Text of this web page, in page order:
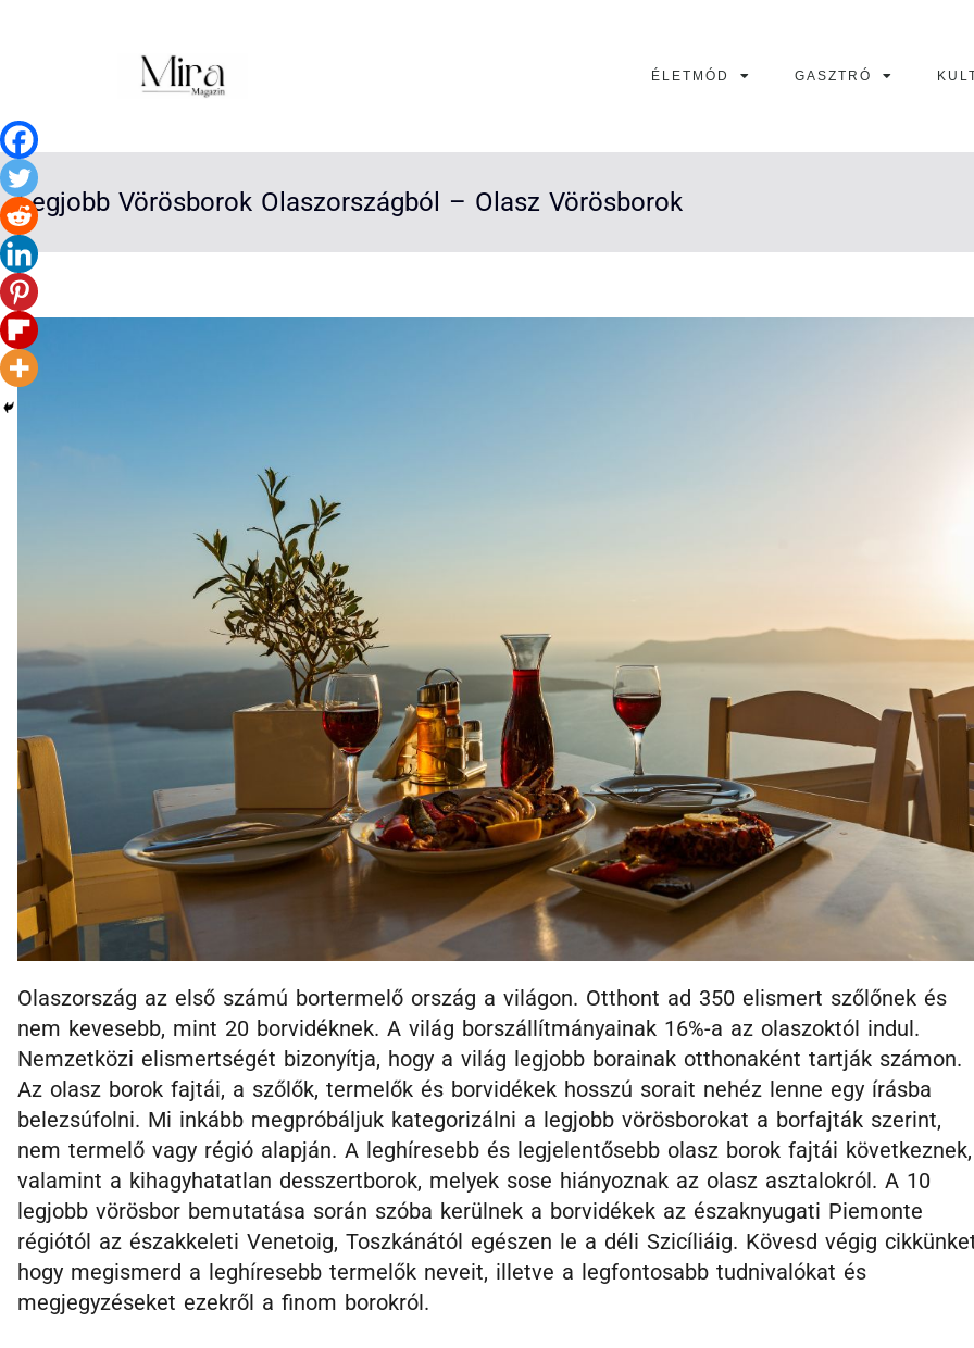
ÉLETMÓD GASZTRÓ
Legjobb Vörösborok Olaszországból – Olasz Vörösborok
Olaszország az első számú bortermelő ország a világon. Otthont ad 350 elismert szőlőnek és
nem kevesebb, mint 20 borvidéknek. A világ borszállítmányainak 16%-a az olaszoktól indul.
Nemzetközi elismertségét bizonyítja, hogy a világ legjobb borainak otthonaként tartják számon.
Az olasz borok fajtái, a szőlők, termelők és borvidékek hosszú sorait nehéz lenne egy írásba
belezsúfolni. Mi inkább megpróbáljuk kategorizálni a legjobb vörösborokat a borfajták szerint,
nem termelő vagy régió alapján. A leghíresebb és legjelentősebb olasz borok fajtái következnek,
valamint a kihagyhatatlan desszertborok, melyek sose hiányoznak az olasz asztalokról. A 10
legjobb vörösbor bemutatása során szóba kerülnek a borvidékek az északnyugati Piemonte
régiótól az északkeleti Venetoig, Toszkánától egészen le a déli Szicíliáig. Kövesd végig
hogy megismerd a leghíresebb termelők neveit, illetve a legfontosabb tudnivalókat és
megjegyzéseket ezekről a finom borokról.